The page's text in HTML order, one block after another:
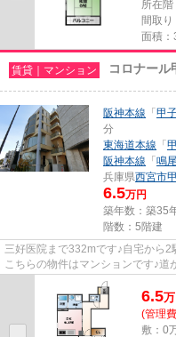
所在
間取
面積：
賃貸｜マンション コロナール
阪神本線 「 甲
分
東海道本線 「
阪神本線 「 鳴
兵庫県西宮市
6.5万円
築年数：築35
階数：5階建
三好医院まで332mです♪自宅から
こちらの物件はマンションです♪道
エリアと阪神本線甲子園付近で...
6.5万
(管理
敷：0